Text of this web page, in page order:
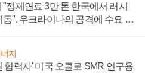
"정제연료 3만 톤 한국에서 러시
동", 우크라이나의 공격에 수요 늘
지
협력사' 미국 오클로 SMR 연구용